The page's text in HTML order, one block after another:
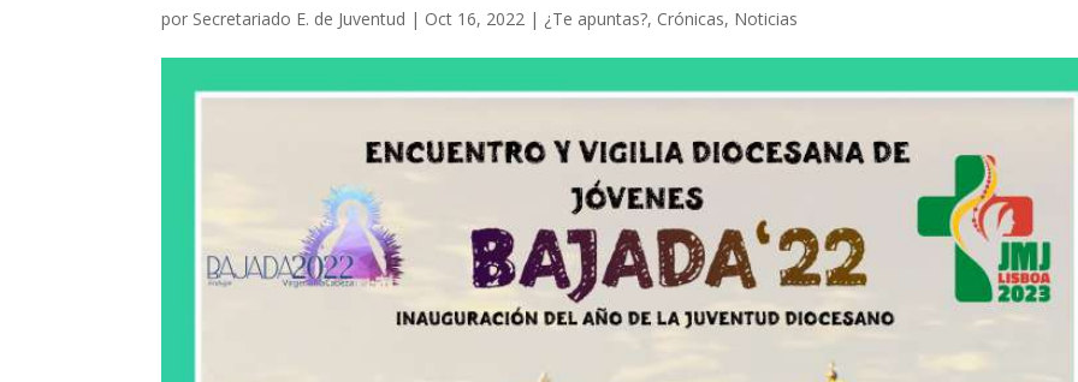
por Secretariado E. de Juventud | Oct 16, 2022 | ¿Te apuntas?, Crónicas, Noticias